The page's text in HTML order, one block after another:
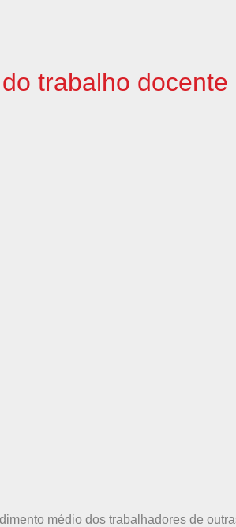
trabalho docente
médio dos trabalhadores de